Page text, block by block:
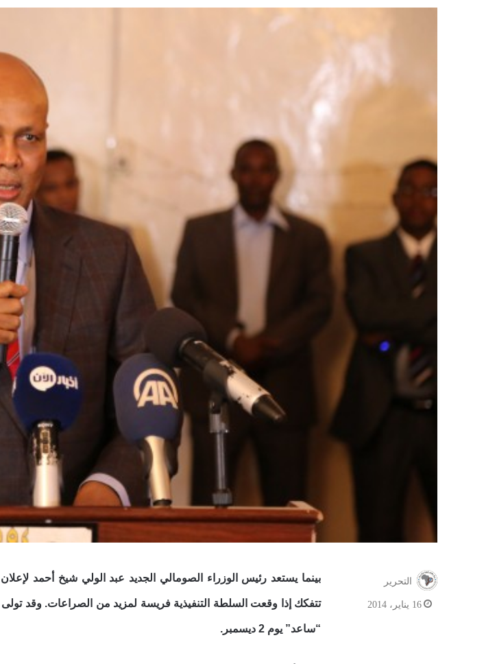
بينما يستعد رئيس الوزراء الصومالي الجديد عبد الولي شيخ أحمد
“ساعد” يوم 2 ديسمبر.
التحرير
16 يناير، 2014